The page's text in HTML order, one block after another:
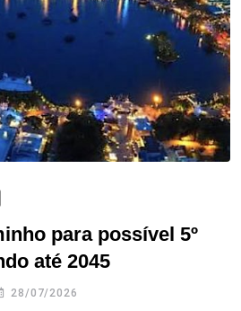
para possível 5º
até 2045
28/07/2026